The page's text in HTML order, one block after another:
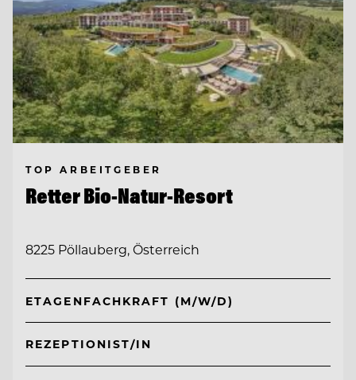
TOP ARBEITGEBER
Retter Bio-Natur-Resort
8225 Pöllauberg, Österreich
ETAGENFACHKRAFT (M/W/D)
REZEPTIONIST/IN